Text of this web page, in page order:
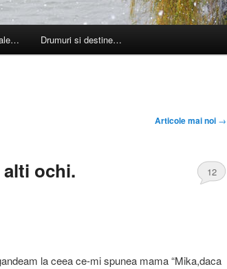
Drumuri si destine…
Articole mai noi →
ochi. 12
la ceea ce-mi spunea mama “Mika,daca